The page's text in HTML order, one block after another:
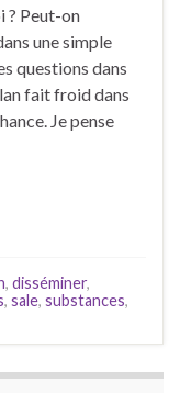
? Peut-on
une simple
questions dans
fait froid dans
Je pense
, disséminer,
, sale, substances,